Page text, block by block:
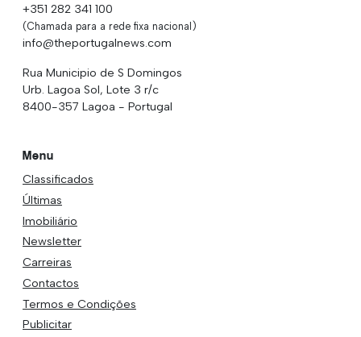
+351 282 341 100
(Chamada para a rede fixa nacional)
info@theportugalnews.com
Rua Municipio de S Domingos
Urb. Lagoa Sol, Lote 3 r/c
8400-357 Lagoa - Portugal
Menu
Classificados
Últimas
Imobiliário
Newsletter
Carreiras
Contactos
Termos e Condições
Publicitar